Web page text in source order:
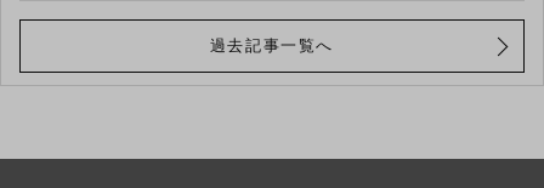
過去記事一覧へ